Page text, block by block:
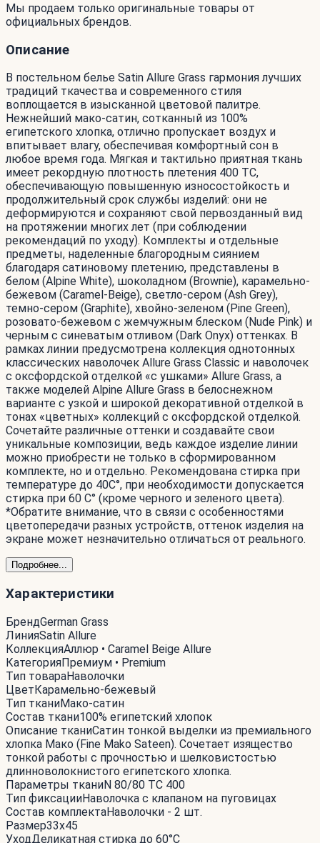
Мы продаем только оригинальные товары от
официальных брендов.
Описание
В постельном белье Satin Allure Grass гармония лучших
традиций ткачества и современного стиля
воплощается в изысканной цветовой палитре.
Нежнейший мако-сатин, сотканный из 100%
египетского хлопка, отлично пропускает воздух и
впитывает влагу, обеспечивая комфортный сон в
любое время года. Мягкая и тактильно приятная ткань
имеет рекордную плотность плетения 400 ТС,
обеспечивающую повышенную износостойкость и
продолжительный срок службы изделий: они не
деформируются и сохраняют свой первозданный вид
на протяжении многих лет (при соблюдении
рекомендаций по уходу). Комплекты и отдельные
предметы, наделенные благородным сиянием
благодаря сатиновому плетению, представлены в
белом (Alpine White), шоколадном (Brownie), карамельно-
бежевом (Caramel-Beige), светло-сером (Ash Grey),
темно-сером (Graphite), хвойно-зеленом (Pine Green),
розовато-бежевом с жемчужным блеском (Nude Pink) и
черным c синеватым отливом (Dark Onyx) оттенках. В
рамках линии предусмотрена коллекция однотонных
классических наволочек Allure Grass Classic и наволочек
с оксфордской отделкой «с ушками» Allure Grass, а
также моделей Alpine Allure Grass в белоснежном
варианте с узкой и широкой декоративной отделкой в
тонах «цветных» коллекций с оксфордской отделкой.
Сочетайте различные оттенки и создавайте свои
уникальные композиции, ведь каждое изделие линии
можно приобрести не только в сформированном
комплекте, но и отдельно. Рекомендована стирка при
температуре до 40С°, при необходимости допускается
стирка при 60 С° (кроме черного и зеленого цвета).
*Обратите внимание, что в связи с особенностями
цветопередачи разных устройств, оттенок изделия на
экране может незначительно отличаться от реального.
Подробнее...
Характеристики
БрендGerman Grass
ЛинияSatin Allure
КоллекцияАллюр • Caramel Beige Allure
КатегорияПремиум • Premium
Тип товараНаволочки
ЦветКарамельно-бежевый
Тип тканиМако-сатин
Состав ткани100% египетский хлопок
Описание тканиСатин тонкой выделки из премиального
хлопка Мако (Fine Mako Sateen). Сочетает изящество
тонкой работы с прочностью и шелковистостью
длинноволокнистого египетского хлопка.
Параметры тканиN 80/80 TC 400
Тип фиксацииНаволочка с клапаном на пуговицах
Состав комплектаНаволочки - 2 шт.
Размер33x45
УходДеликатная стирка до 60°С